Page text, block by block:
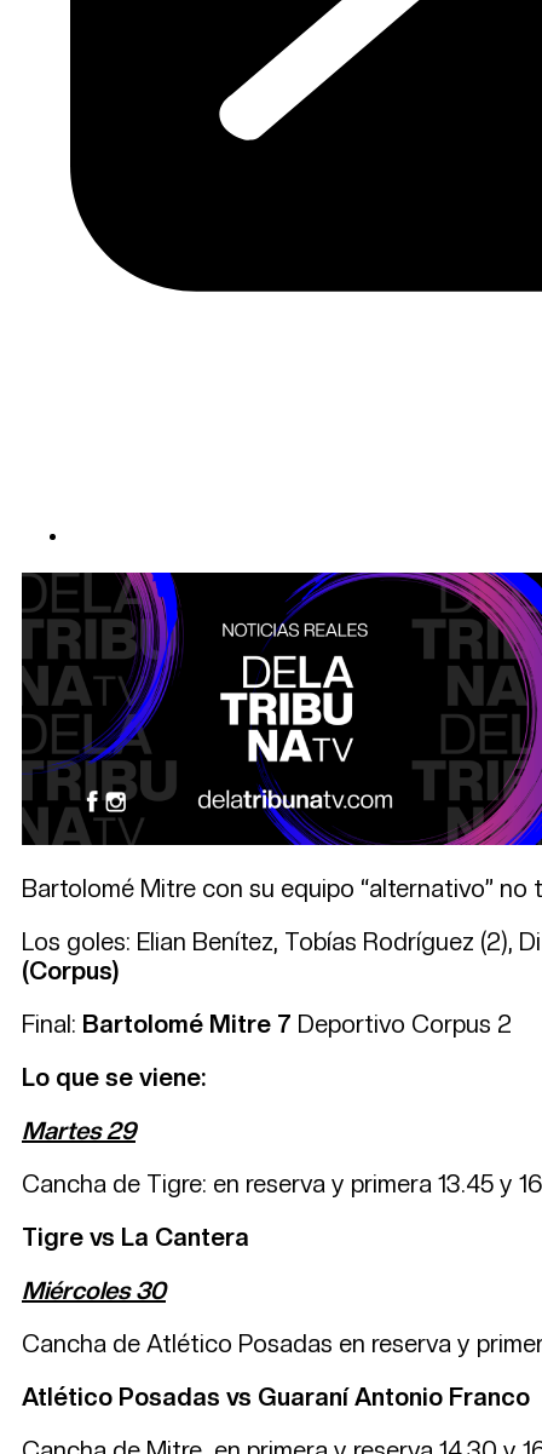
Bartolomé Mitre con su equipo “alternativo”
Los goles: Elian Benítez, Tobías Rodríguez (2),
(Corpus)
Final: Bartolomé Mitre 7 Deportivo Corpus 2
Lo que se viene:
Martes 29
Cancha de Tigre: en reserva y primera 13.45 y 16
Tigre vs La Cantera
Miércoles 30
Cancha de Atlético Posadas en reserva y
Atlético Posadas vs Guaraní Antonio Franco